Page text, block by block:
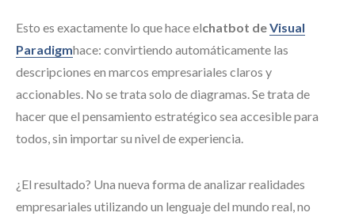
Esto es exactamente lo que hace elchatbot deVisual
Paradigmhace: convirtiendo automáticamente las
descripciones en marcos empresariales claros y
accionables. No se trata solo de diagramas. Se trata de
hacer que el pensamiento estratégico sea accesible para
todos, sin importar su nivel de experiencia.
¿El resultado? Una nueva forma de analizar realidades
empresariales utilizando un lenguaje del mundo real, no